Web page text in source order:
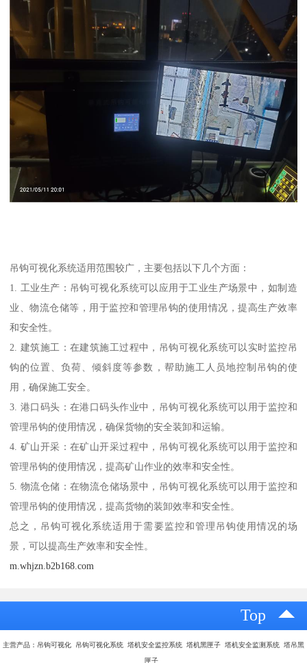
吊钩可视化系统适用范围较广，主要包括以下几个方面：
1. 工业生产：吊钩可视化系统可以应用于工业生产场景中，如制造
业、物流仓储等，用于监控和管理吊钩的使用情况，提高生产效率
和安全性。
2. 建筑施工：在建筑施工过程中，吊钩可视化系统可以实时监控吊
钩的位置、负荷、倾斜度等参数，帮助施工人员地控制吊钩的使
用，确保施工安全。
3. 港口码头：在港口码头作业中，吊钩可视化系统可以用于监控和
管理吊钩的使用情况，确保货物的安全装卸和运输。
4. 矿山开采：在矿山开采过程中，吊钩可视化系统可以用于监控和
管理吊钩的使用情况，提高矿山作业的效率和安全性。
5. 物流仓储：在物流仓储场景中，吊钩可视化系统可以用于监控和
管理吊钩的使用情况，提高货物的装卸效率和安全性。
总之，吊钩可视化系统适用于需要监控和管理吊钩使用情况的场
景，可以提高生产效率和安全性。
m.whjzn.b2b168.com
Top
主营产品：吊钩可视化 吊钩可视化系统 塔机安全监控系统 塔机黑匣子 塔机安全监测系统 塔吊黑
匣子